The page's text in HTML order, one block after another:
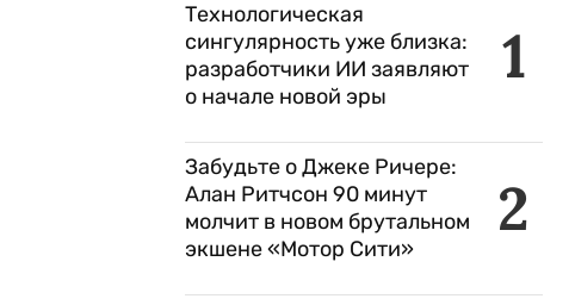
1
Технологическая
сингулярность уже близка:
разработчики ИИ заявляют
о начале новой эры
2
Забудьте о Джеке Ричере:
Алан Ритчсон 90 минут
молчит в новом брутальном
экшене «Мотор Сити»